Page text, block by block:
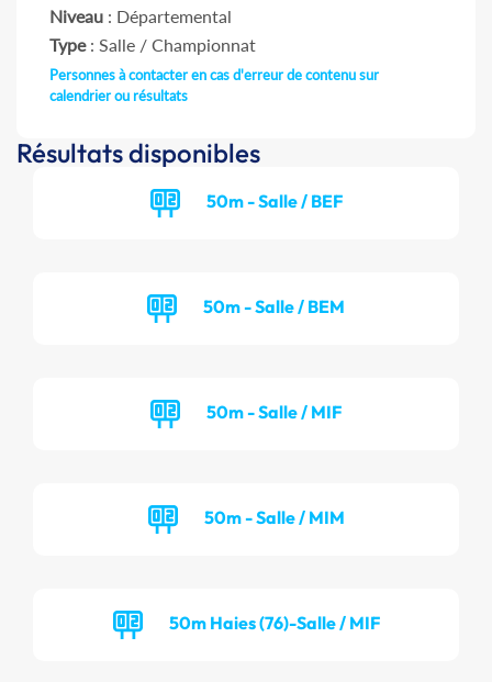
Niveau : Départemental
Type: Salle / Championnat
Personnes à contacter en cas d'erreur de contenu sur
calendrier ou résultats
Résultats disponibles
50m - Salle / BEF
50m - Salle / BEM
50m - Salle / MIF
50m - Salle / MIM
50m Haies (76)-Salle / MIF